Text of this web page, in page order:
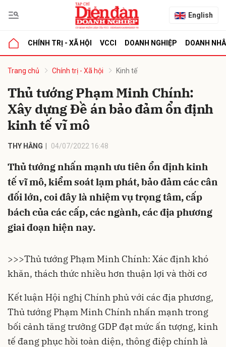
English
CHÍNH TRỊ - XÃ HỘI VCCI DOANH NGHIỆP DOANH
Trang chủ Chính trị - Xã hội Kinh tế
Thủ tướng Phạm Minh Chính:
Xây dựng Đề án bảo đảm ổn định
kinh tế vĩ mô
THY HẰNG 04/07/2022 16:48
Thủ tướng nhấn mạnh ưu tiên ổn định kinh
tế vĩ mô, kiểm soát lạm phát, bảo đảm các cân
đối lớn, coi đây là nhiệm vụ trọng tâm, cấp
bách của các cấp, các ngành, các địa phương
giai đoạn hiện nay.
>>>Thủ tướng Phạm Minh Chính: Xác định khó
khăn, thách thức nhiều hơn thuận lợi và thời cơ
Kết luận Hội nghị Chính phủ với các địa phương,
Thủ tướng Phạm Minh Chính nhấn mạnh trong
bối cảnh tăng trưởng GDP đạt mức ấn tượng, kinh
tế đang phục hồi toàn diện, thông điệp chính là
luận
Hủy